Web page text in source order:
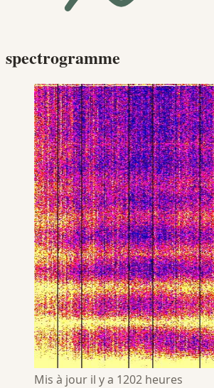
spectrogramme
Mis à jour il y a 1202 heures